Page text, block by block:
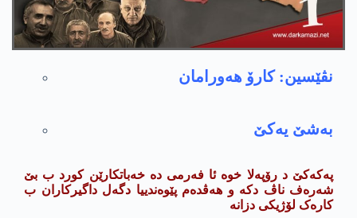
نڤێسین: كارۆ هه‌ورامان
به‌شێ یه‌كێ
پەکەکێ د رۆپەلا خوە ئا فەرمی دە خەباتکارێن کورد ب بێ
شەرەف ناڤ دکە و هەڤدەم پێوەندییا دگەل داگیرکاران ب
کارەک لۆژیکی دزانە